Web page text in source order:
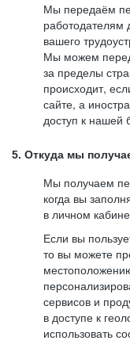
Мы передаём
работодателям
вашего
Мы можем
за пределы
происходит,
сайте, а
доступ к нашей
5. Откуда мы
Мы получаем
когда вы
в личном
Если вы
то вы можете
сервисов и
в доступе к
использовать